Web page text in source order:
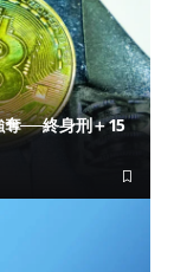
奪──終身刑＋15